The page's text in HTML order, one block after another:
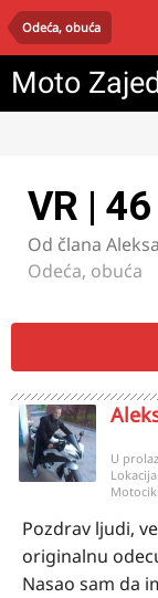
Odeća, obuća
Moto
VR |
Od člana
Odeća, obuća
U
Pozdrav ljudi,
originalnu
Nasao sam da